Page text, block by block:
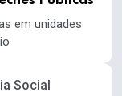
em unidades
Social